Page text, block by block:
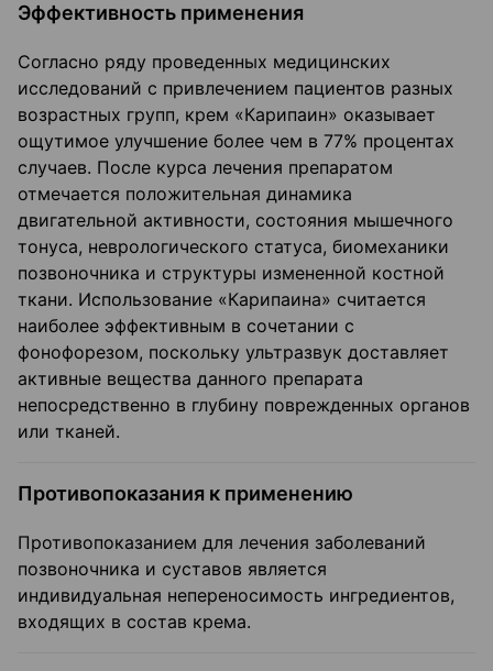
Эффективность применения
Согласно ряду проведенных медицинских
исследований с привлечением пациентов разных
возрастных групп, крем «Карипаин» оказывает
ощутимое улучшение более чем в 77% процентах
случаев. После курса лечения препаратом
отмечается положительная динамика
двигательной активности, состояния мышечного
тонуса, неврологического статуса, биомеханики
позвоночника и структуры измененной костной
ткани. Использование «Карипаина» считается
наиболее эффективным в сочетании с
фонофорезом, поскольку ультразвук доставляет
активные вещества данного препарата
непосредственно в глубину поврежденных органов
или тканей.
Противопоказания к применению
Противопоказанием для лечения заболеваний
позвоночника и суставов является
индивидуальная непереносимость ингредиентов,
входящих в состав крема.